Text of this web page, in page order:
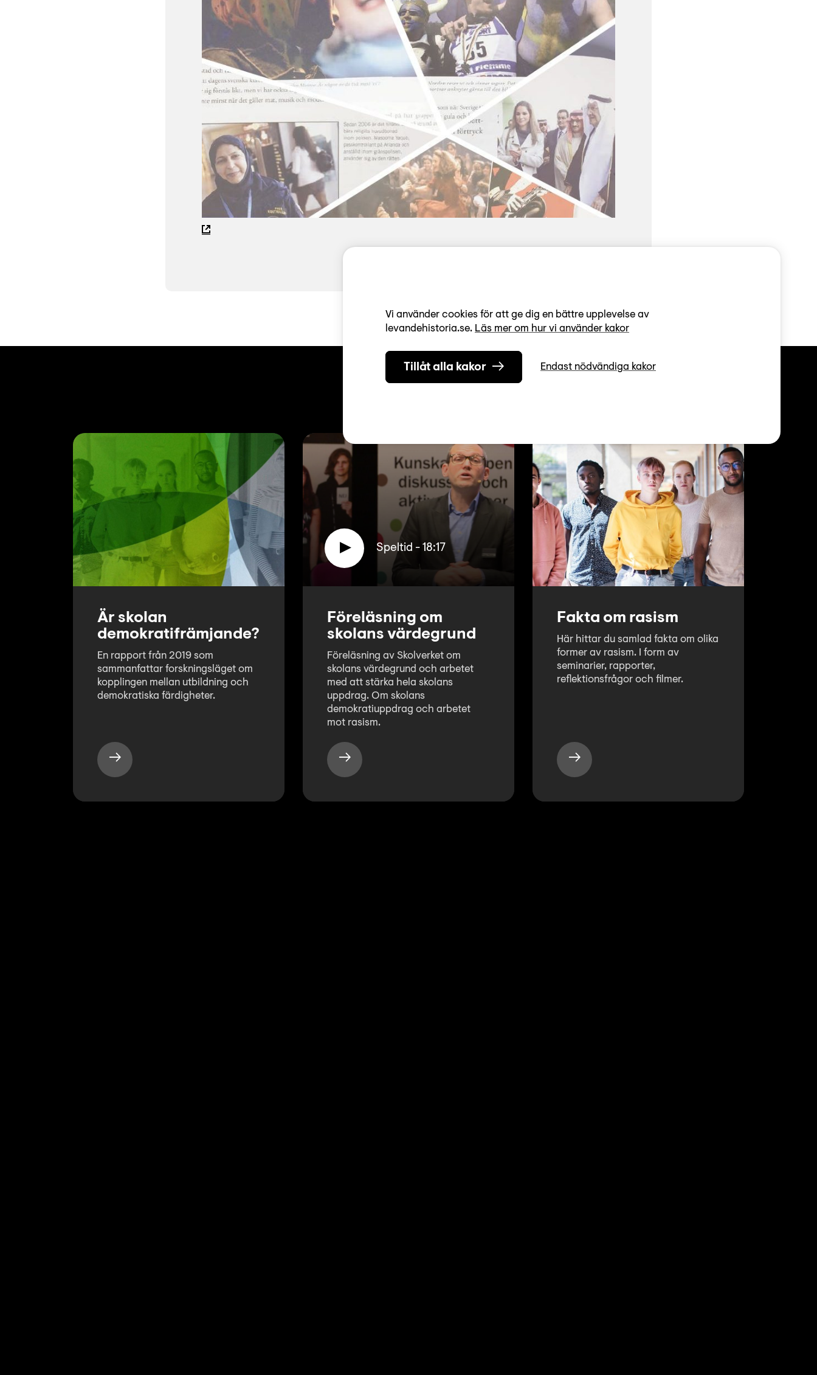
Vi använder cookies för att ge dig en bättre upplevelse av
levandehistoria.se. Läs mer om hur vi använder kakor
Tillåt alla kakor Endast nödvändiga kakor
Är skolan
demokratifrämjande?
En rapport från 2019 som
sammanfattar forskningsläget om
kopplingen mellan utbildning och
demokratiska färdigheter.
Speltid - 18:17
Föreläsning om
skolans värdegrund
Föreläsning av Skolverket om
skolans värdegrund och arbetet
med att stärka hela skolans
uppdrag. Om skolans
demokratiuppdrag och arbetet
mot rasism.
Fakta om rasism
Här hittar du samlad fakta om olika
former av rasism. I form av
seminarier, rapporter,
reflektionsfrågor och filmer.